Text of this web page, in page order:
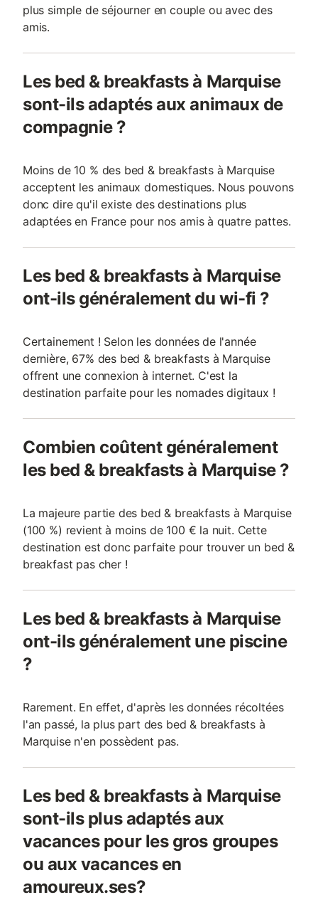
plus simple de séjourner en couple ou avec des
amis.
Les bed & breakfasts à Marquise
sont-ils adaptés aux animaux de
compagnie ?
Moins de 10 % des bed & breakfasts à Marquise
acceptent les animaux domestiques. Nous pouvons
donc dire qu'il existe des destinations plus
adaptées en France pour nos amis à quatre pattes.
Les bed & breakfasts à Marquise
ont-ils généralement du wi-fi ?
Certainement ! Selon les données de l'année
dernière, 67% des bed & breakfasts à Marquise
offrent une connexion à internet. C'est la
destination parfaite pour les nomades digitaux !
Combien coûtent généralement
les bed & breakfasts à Marquise ?
La majeure partie des bed & breakfasts à Marquise
(100 %) revient à moins de 100 € la nuit. Cette
destination est donc parfaite pour trouver un bed &
breakfast pas cher !
Les bed & breakfasts à Marquise
ont-ils généralement une piscine
?
Rarement. En effet, d'après les données récoltées
l'an passé, la plus part des bed & breakfasts à
Marquise n'en possèdent pas.
Les bed & breakfasts à Marquise
sont-ils plus adaptés aux
vacances pour les gros groupes
ou aux vacances en
amoureux.ses?